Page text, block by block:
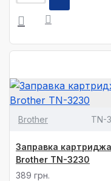
Brother TN-
Заправка картриджа
Brother TN-3230
389 грн.